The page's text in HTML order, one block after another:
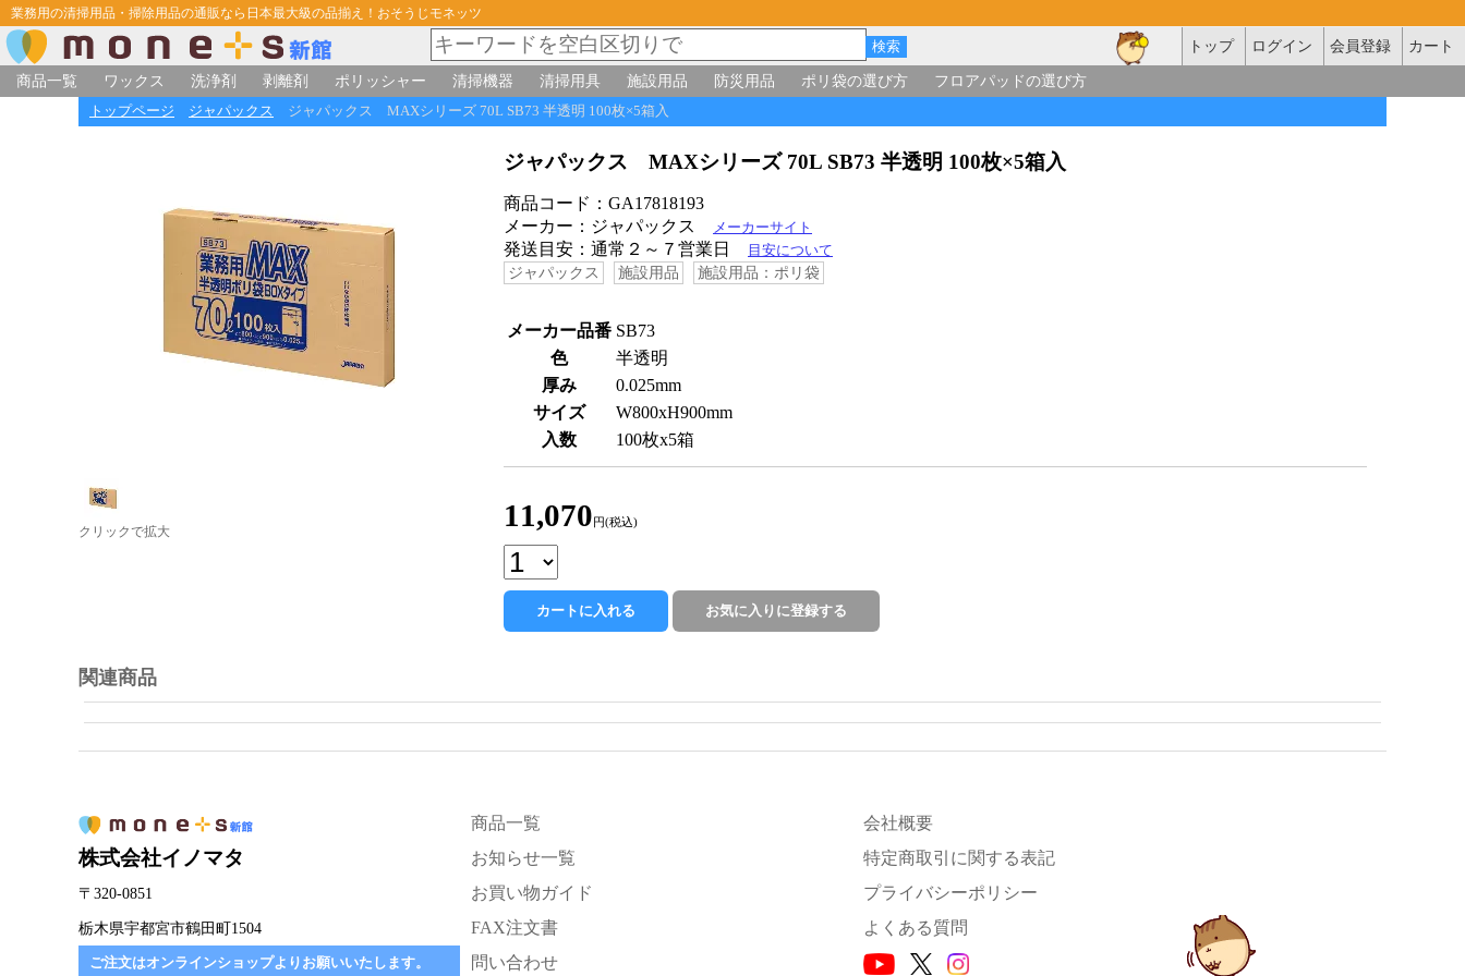
業務用の清掃用品・掃除用品の通販なら日本最大級の品揃え！おそうじモネッツ
トップ ログイン 会員登録
カート
商品一覧
ワックス 洗浄剤 剥離剤 ポリッシャー 清掃機器 清掃用具 施設用品 防災用品 ポリ袋の選び方 フロアパッドの選び方
トップページ ジャパックス ジャパックス MAXシリーズ 70L SB73 半透明 100枚×5箱入
クリックで拡大
ジャパックス MAXシリーズ 70L SB73 半透明 100枚×5箱入
商品コード：GA17818193
メーカー：ジャパックス
メーカーサイト
発送目安：通常２～７営業日 目安について
ジャパックス 施設用品 施設用品：ポリ袋
メーカー品番 SB73
色
半透明
厚み
0.025mm
サイズ
W800xH900mm
入数
100枚x5箱
11,070 円(税込)
関連商品
株式会社イノマタ
〒320-0851
栃木県宇都宮市鶴田町1504
ご注文はオンラインショップよりお願いいたします。
商品一覧
お知らせ一覧
お買い物ガイド
FAX注文書
問い合わせ
会社概要
特定商取引に関する表記
プライバシーポリシー
よくある質問